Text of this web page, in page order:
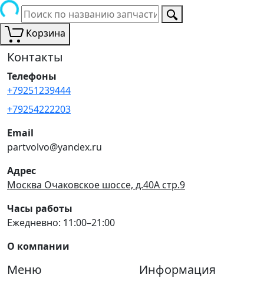
Корзина
Контакты
Телефоны
+79251239444
+79254222203
Email
partvolvo@yandex.ru
Адрес
Москва Очаковское шоссе, д.40А стр.9
Часы работы
Ежедневно: 11:00–21:00
О компании
Меню Информация